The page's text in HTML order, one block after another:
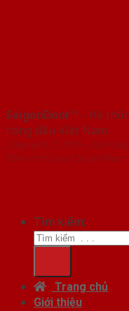
SaigonDoor™ - Hệ
hàng đầu Việt Nam
Copyright ⓒ 2016 – 2026
Đơn vị chủ quản SaigonDoor
Tìm kiếm:
Trang chủ
Giới thiệu